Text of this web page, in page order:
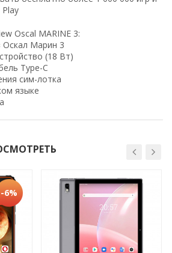
Oscal MARINE 3:
Оскал Марин 3
(18 Вт)
Type-C
сим-лотка
языке
-6%